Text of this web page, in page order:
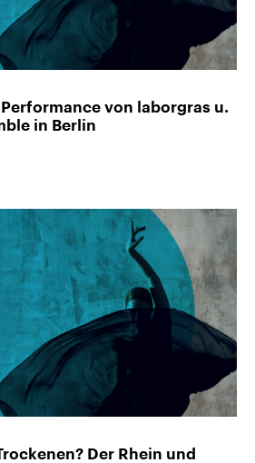
von laborgras u.
in Berlin
Der Rhein und